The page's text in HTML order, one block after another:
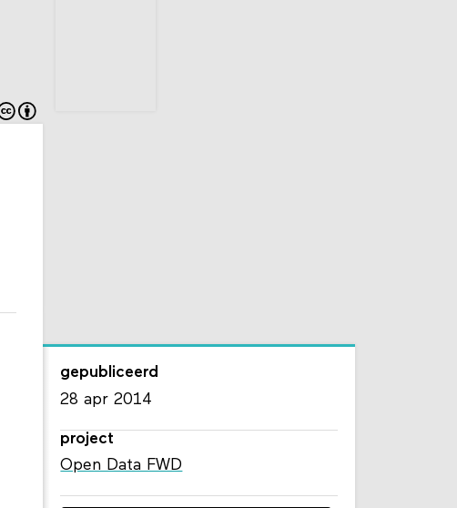
gepubliceerd
28 apr 2014
project
Open Data FWD